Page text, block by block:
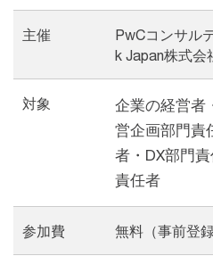
主催
PwCコンサル
k Japan株式会
対象
企業の経営者
営企画部門責
者・DX部門
責任者
参加費 無料（事前登録